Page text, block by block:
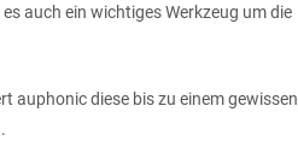
auch ein wichtiges Werkzeug um die
auphonic diese bis zu einem gewissen